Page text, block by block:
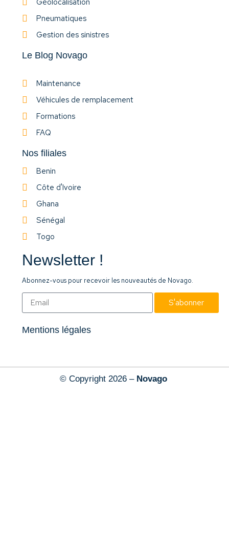
Géolocalisation
Pneumatiques
Gestion des sinistres
Le Blog Novago
Maintenance
Véhicules de remplacement
Formations
FAQ
Nos filiales
Benin
Côte d'Ivoire
Ghana
Sénégal
Togo
Newsletter !
Abonnez-vous pour recevoir les nouveautés de Novago.
S'abonner
Mentions légales
© Copyright 2026 – Novago